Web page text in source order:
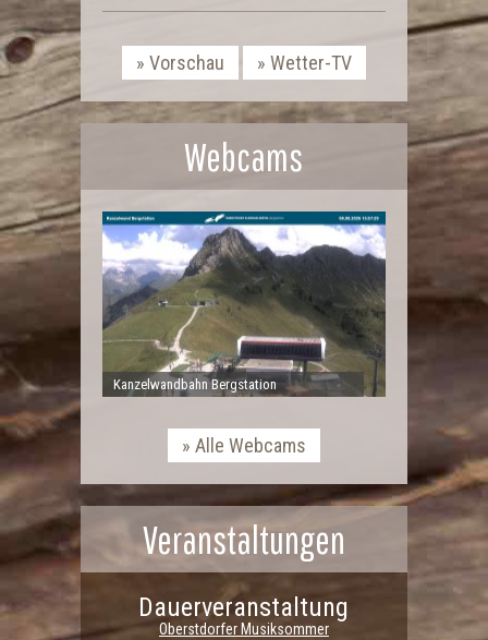
Vorschau Wetter-TV
Webcams
Kanzelwandbahn Bergstation
Alle Webcams
Veranstaltungen
Dauerveranstaltung
Oberstdorfer Musiksommer